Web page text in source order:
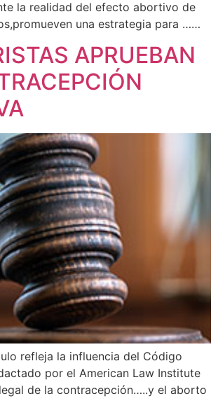
la realidad del efecto abortivo de
una estrategia para ……
APRUEBAN
refleja la influencia del Código
por el American Law Institute
de la contracepción…..y el aborto